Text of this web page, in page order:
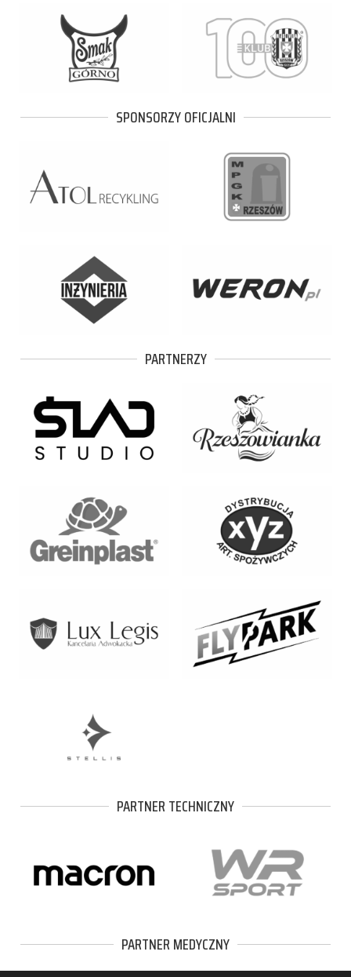
SPONSORZY OFICJALNI
PARTNERZY
PARTNER TECHNICZNY
PARTNER MEDYCZNY